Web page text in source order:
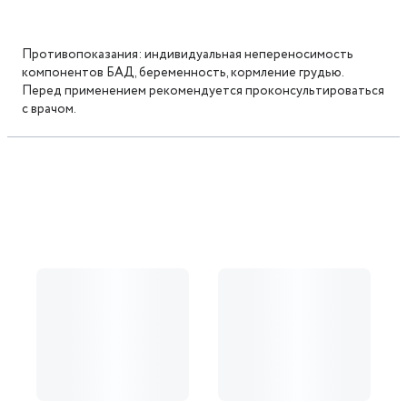
Противопоказания: индивидуальная непереносимость
компонентов БАД, беременность, кормление грудью.
Перед применением рекомендуется проконсультироваться
с врачом.